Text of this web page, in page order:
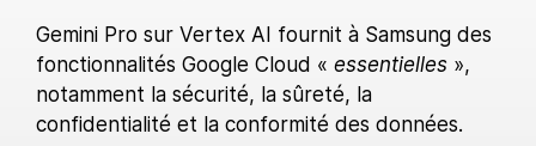
Gemini Pro sur Vertex AI fournit à Samsung des
fonctionnalités Google Cloud « essentielles »,
notamment la sécurité, la sûreté, la
confidentialité et la conformité des données.